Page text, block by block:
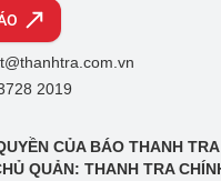
2019
CỦA BÁO THANH TRA
QUẢN: THANH TRA